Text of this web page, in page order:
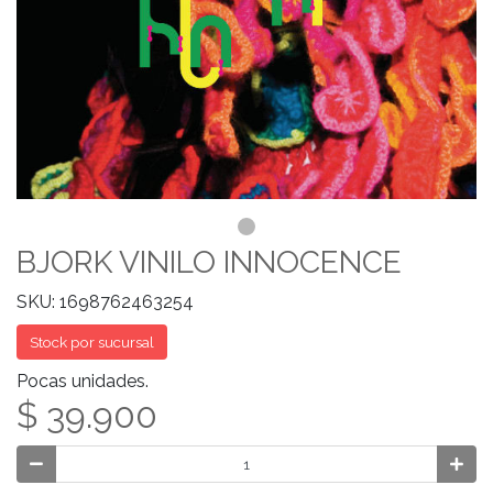
BJORK VINILO INNOCENCE
SKU: 1698762463254
Stock por sucursal
Pocas unidades.
$ 39.900